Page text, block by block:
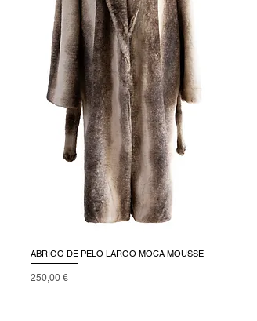
ABRIGO DE PELO LARGO MOCA MOUSSE
Precio
250,00 €